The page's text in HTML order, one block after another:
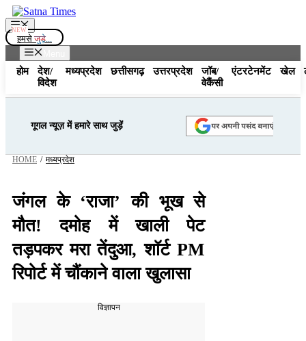
Skip
to
content
Menu
हमसे जुड़े...
होम
देश/
विदेश
मध्यप्रदेश छत्तीसगढ़ उत्तरप्रदेश
जॉब/
वेकैंसी
एंटरटेनमेंट खेल
गूगल न्यूज़ में हमारे साथ जुड़ें
HOME / मध्यप्रदेश
जंगल के ‘राजा’ की भूख से
मौत! दमोह में खाली पेट
तड़पकर मरा तेंदुआ, शॉर्ट PM
रिपोर्ट में चौंकाने वाला खुलासा
विज्ञापन